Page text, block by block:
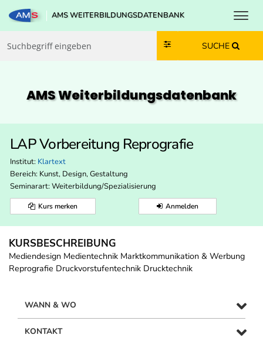
Zum Inhalt springen
Zum Navmenü springen
Zur Suche springen
Zur Footer springen
AMS WEITERBILDUNGSDATENBANK
SUCHE
AMS Weiterbildungs­datenbank
LAP Vorbereitung Reprografie
Institut: Klartext
Bereich: Kunst, Design, Gestaltung
Seminarart: Weiterbildung/Spezialisierung
Kurs merken Anmelden
KURSBESCHREIBUNG
Mediendesign Medientechnik Marktkommunikation & Werbung
Reprografie Druckvorstufentechnik Drucktechnik
WANN & WO
KONTAKT